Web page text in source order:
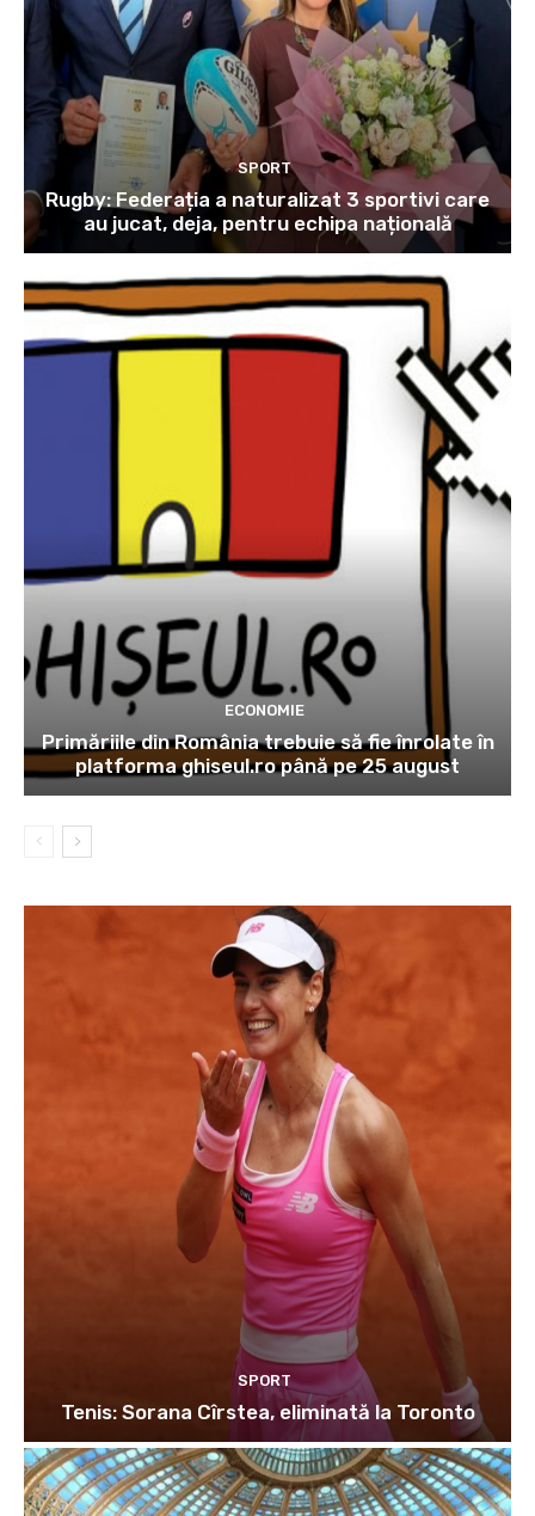
SPORT
Rugby: Federația a naturalizat 3 sportivi care
au jucat, deja, pentru echipa națională
ECONOMIE
Primăriile din România trebuie să fie înrolate în
platforma ghiseul.ro până pe 25 august
SPORT
Tenis: Sorana Cîrstea, eliminată la Toronto